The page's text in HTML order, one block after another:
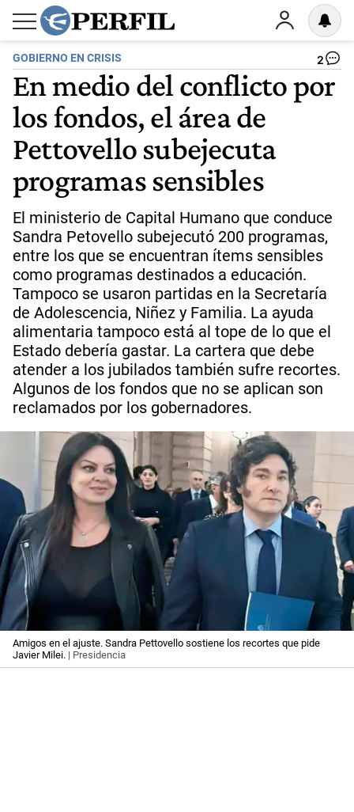
GOBIERNO EN CRISIS 2
En medio del conflicto por
los fondos, el área de
Pettovello subejecuta
programas sensibles
El ministerio de Capital Humano que conduce
Sandra Petovello subejecutó 200 programas,
entre los que se encuentran ítems sensibles
como programas destinados a educación.
Tampoco se usaron partidas en la Secretaría
de Adolescencia, Niñez y Familia. La ayuda
alimentaria tampoco está al tope de lo que el
Estado debería gastar. La cartera que debe
atender a los jubilados también sufre recortes.
Algunos de los fondos que no se aplican son
reclamados por los gobernadores.
Amigos en el ajuste. Sandra Pettovello sostiene los recortes que pide
Javier Milei. | Presidencia